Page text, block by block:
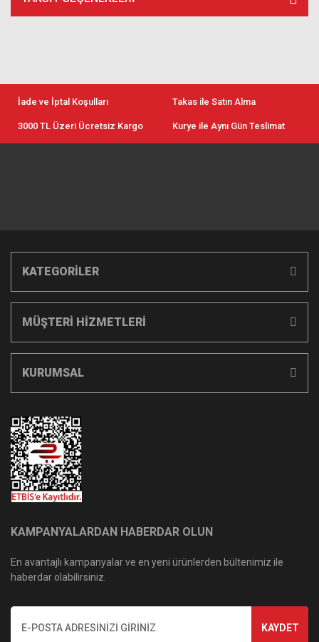
İade ve İptal Koşulları Takas ile Satın Alma
3000 TL Üzeri Ücretsiz Kargo Kurye ile Aynı Gün Teslimat
KATEGORİLER
MÜŞTERİ HİZMETLERİ
KURUMSAL
KAMPANYALARDAN HABERDAR OLUN
En avantajlı kampanyalar ve en yeni ürünlerden bültenimiz ile
haberdar olabilirsiniz.
KAYDET